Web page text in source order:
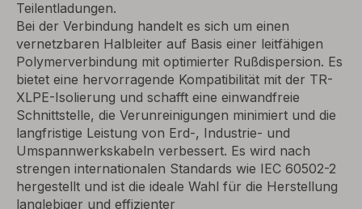
Teilentladungen.
Bei der Verbindung handelt es sich um einen
vernetzbaren Halbleiter auf Basis einer leitfähigen
Polymerverbindung mit optimierter Rußdispersion. Es
bietet eine hervorragende Kompatibilität mit der TR-
XLPE-Isolierung und schafft eine einwandfreie
Schnittstelle, die Verunreinigungen minimiert und die
langfristige Leistung von Erd-, Industrie- und
Umspannwerkskabeln verbessert. Es wird nach
strengen internationalen Standards wie IEC 60502-2
hergestellt und ist die ideale Wahl für die Herstellung
langlebiger und effizienter